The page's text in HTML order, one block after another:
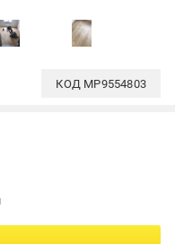
КОД MP9554803